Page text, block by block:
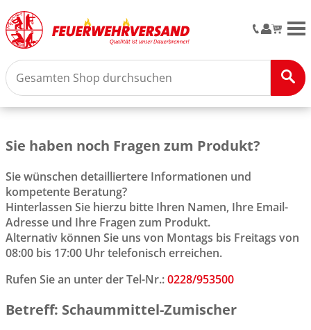
Sie haben noch Fragen zum Produkt?
Sie wünschen detailliertere Informationen und
kompetente Beratung?
Hinterlassen Sie hierzu bitte Ihren Namen, Ihre Email-
Adresse und Ihre Fragen zum Produkt.
Alternativ können Sie uns von Montags bis Freitags von
08:00 bis 17:00 Uhr telefonisch erreichen.
Rufen Sie an unter der Tel-Nr.:0228/953500
Betreff: Schaummittel-Zumischer